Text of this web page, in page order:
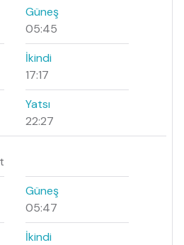
Güneş
05:45
İkindi
17:17
Yatsı
22:27
Güneş
05:47
İkindi